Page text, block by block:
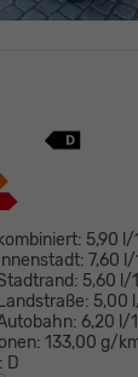
5,90
7,60
5,60 l/
5,00
6,20 l/
133,00 g/
D